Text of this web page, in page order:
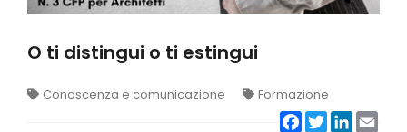
RASSEGNA STAMPA
ISCRIVITI AD ALA
O ti distingui o ti estingui
Conoscenza e comunicazione
Formazione
Facebook
TwitterLinkedIn